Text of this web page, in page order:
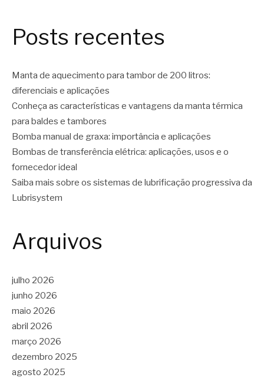
Posts recentes
Manta de aquecimento para tambor de 200 litros:
diferenciais e aplicações
Conheça as características e vantagens da manta térmica
para baldes e tambores
Bomba manual de graxa: importância e aplicações
Bombas de transferência elétrica: aplicações, usos e o
fornecedor ideal
Saiba mais sobre os sistemas de lubrificação progressiva da
Lubrisystem
Arquivos
julho 2026
junho 2026
maio 2026
abril 2026
março 2026
dezembro 2025
agosto 2025